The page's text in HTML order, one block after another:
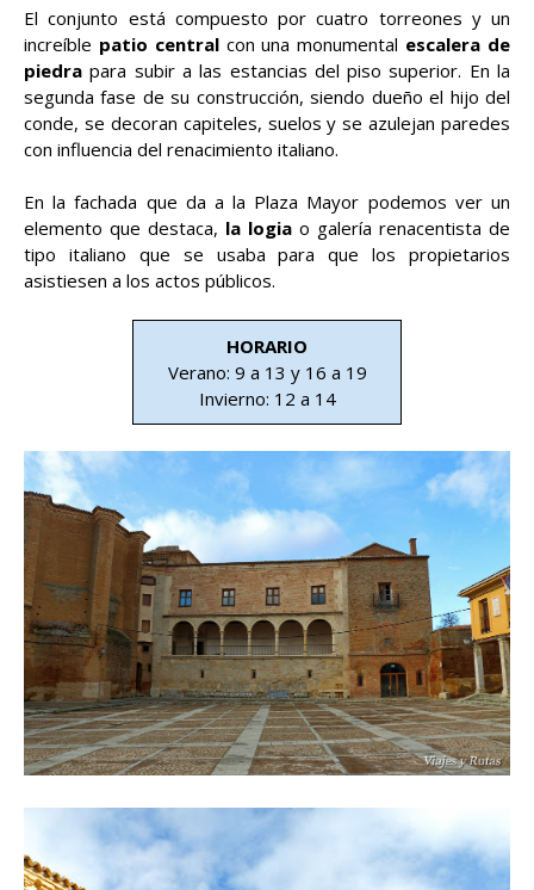
El conjunto está compuesto por cuatro torreones y un
increíble patio centralcon una monumental escalera de
piedra para subir a las estancias del piso superior. En la
segunda fase de su construcción, siendo dueño el hijo del
conde, se decoran capiteles, suelos y se azulejan paredes
con influencia del renacimiento italiano.
En la fachada que da a la Plaza Mayor podemos ver un
elemento que destaca, la logia o galería renacentista de
tipo italiano que se usaba para que los propietarios
asistiesen a los actos públicos.
HORARIO
Verano: 9 a 13 y 16 a 19
Invierno: 12 a 14